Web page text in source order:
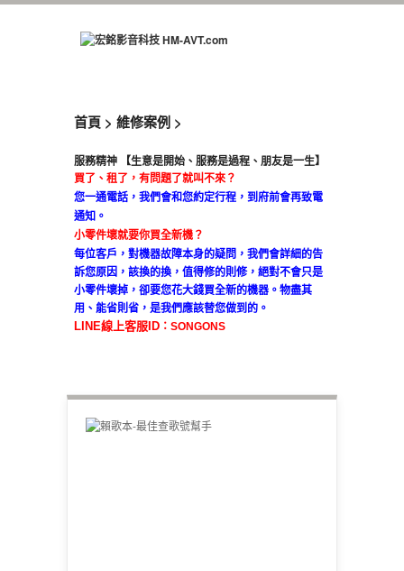
首頁 > 維修案例 >
​服務精神 【生意是開始、服務是過程、朋友是一生】
買了、租了，有問題了就叫不來？
您一通電話，我們會和您約定行程，到府前會再致電
通知。
小零件壞就要你買全新機？
每位客戶，對機器故障本身的疑問，我們會詳細的告
訴您原因，該換的換，值得修的則修，絕對不會只是
小零件壞掉，卻要您花大錢買全新的機器。物盡其
用、能省則省，是我們應該替您做到的。
LINE線上客服ID ：SONGONS